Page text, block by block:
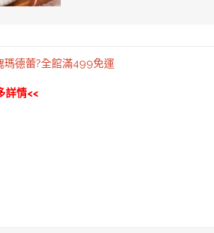
瑪德蕾?全館滿499免運
詳情<<